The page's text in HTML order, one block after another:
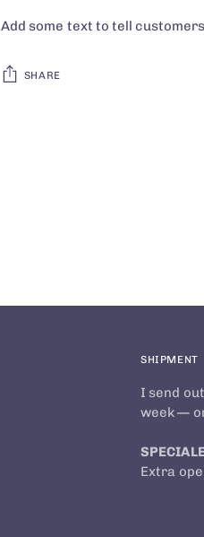
Add some text to tell
SHARE
SHIPMENT
I send
week —
Extra